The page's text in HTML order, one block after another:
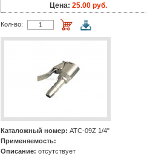
Цена: 25.00 руб.
Кол-во:
Каталожный номер: АТС-09Z 1/4"
Применяемость:
Описание: отсутствует